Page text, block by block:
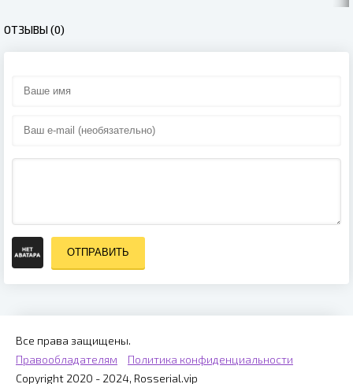
ОТЗЫВЫ (0)
ОТПРАВИТЬ
Все права защищены.
Правообладателям
Политика конфиденциальности
Copyright 2020 - 2024, Rosserial.vip